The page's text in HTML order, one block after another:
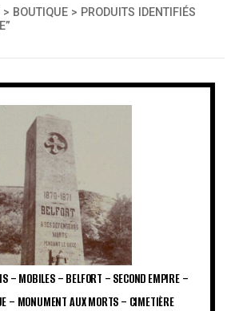
> BOUTIQUE > PRODUITS IDENTIFIÉS
– MOBILES – BELFORT – SECOND EMPIRE –
– MONUMENT AUX MORTS – CIMETIÈRE